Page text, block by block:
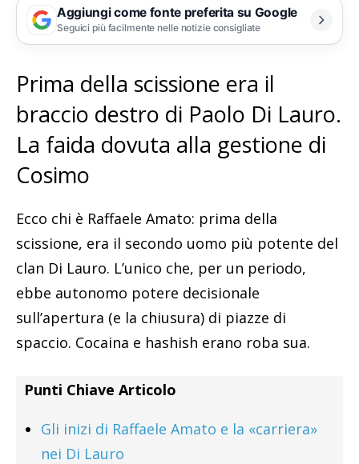
Aggiungi come fonte preferita su Google
Seguici più facilmente nelle notizie consigliate
Prima della scissione era il
braccio destro di Paolo Di Lauro.
La faida dovuta alla gestione di
Cosimo
Ecco chi è Raffaele Amato: prima della
scissione, era il secondo uomo più potente del
clan Di Lauro. L’unico che, per un periodo,
ebbe autonomo potere decisionale
sull’apertura (e la chiusura) di piazze di
spaccio. Cocaina e hashish erano roba sua.
Punti Chiave Articolo
Gli inizi di Raffaele Amato e la «carriera»
nei Di Lauro